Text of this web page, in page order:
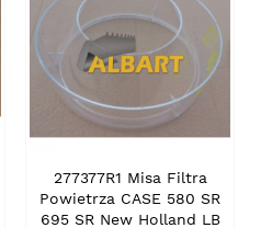
277377R1 Misa Filtra
Powietrza CASE 580 SR
695 SR New Holland LB